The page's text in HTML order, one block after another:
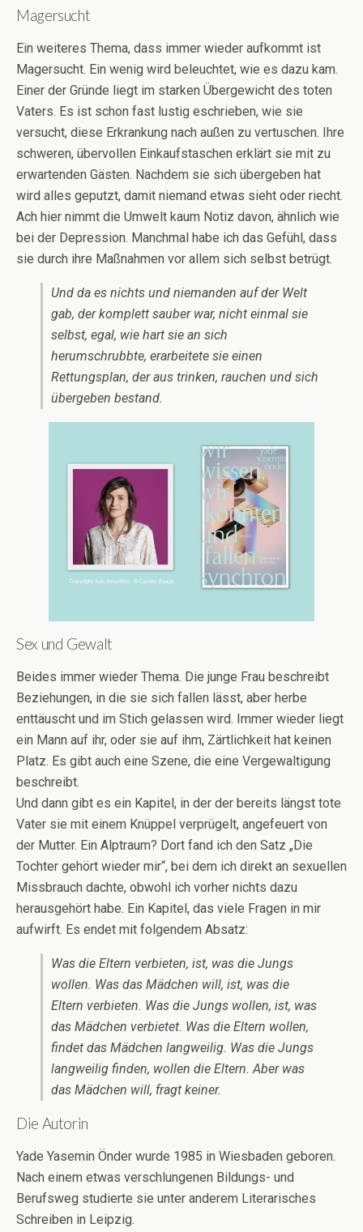
Magersucht
Ein weiteres Thema, dass immer wieder aufkommt ist
Magersucht. Ein wenig wird beleuchtet, wie es dazu kam.
Einer der Gründe liegt im starken Übergewicht des toten
Vaters. Es ist schon fast lustig eschrieben, wie sie
versucht, diese Erkrankung nach außen zu vertuschen. Ihre
schweren, übervollen Einkaufstaschen erklärt sie mit zu
erwartenden Gästen. Nachdem sie sich übergeben hat
wird alles geputzt, damit niemand etwas sieht oder riecht.
Ach hier nimmt die Umwelt kaum Notiz davon, ähnlich wie
bei der Depression. Manchmal habe ich das Gefühl, dass
sie durch ihre Maßnahmen vor allem sich selbst betrügt.
Und da es nichts und niemanden auf der Welt
gab, der komplett sauber war, nicht einmal sie
selbst, egal, wie hart sie an sich
herumschrubbte, erarbeitete sie einen
Rettungsplan, der aus trinken, rauchen und sich
übergeben bestand.
Sex und Gewalt
Beides immer wieder Thema. Die junge Frau beschreibt
Beziehungen, in die sie sich fallen lässt, aber herbe
enttäuscht und im Stich gelassen wird. Immer wieder liegt
ein Mann auf ihr, oder sie auf ihm, Zärtlichkeit hat keinen
Platz. Es gibt auch eine Szene, die eine Vergewaltigung
beschreibt.
Und dann gibt es ein Kapitel, in der der bereits längst tote
Vater sie mit einem Knüppel verprügelt, angefeuert von
der Mutter. Ein Alptraum? Dort fand ich den Satz „Die
Tochter gehört wieder mir“, bei dem ich direkt an sexuellen
Missbrauch dachte, obwohl ich vorher nichts dazu
herausgehört habe. Ein Kapitel, das viele Fragen in mir
aufwirft. Es endet mit folgendem Absatz:
Was die Eltern verbieten, ist, was die Jungs
wollen. Was das Mädchen will, ist, was die
Eltern verbieten. Was die Jungs wollen, ist, was
das Mädchen verbietet. Was die Eltern wollen,
findet das Mädchen langweilig. Was die Jungs
langweilig finden, wollen die Eltern. Aber was
das Mädchen will, fragt keiner.
Die Autorin
Yade Yasemin Önder wurde 1985 in Wiesbaden geboren.
Nach einem etwas verschlungenen Bildungs- und
Berufsweg studierte sie unter anderem Literarisches
Schreiben in Leipzig.